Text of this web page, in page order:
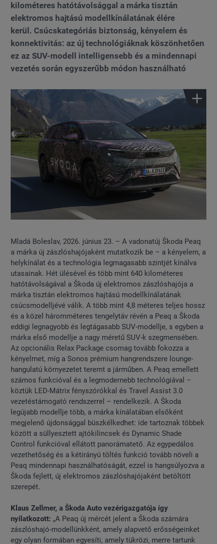
kilométeres hatótávolsággal a márka tisztán
elektromos hajtású modellkínálatának élére
kerül. Csúcskategóriás biztonság, kényelem és
konnektivitás: az új technológiáknak köszönhetően
ez az SUV-modell intelligensebb és a mindennapi
vezetés során egyszerűbb módon használható
Mladá Boleslav, 2026. június 23. – A vadonatúj Škoda Peaq
a márka új zászlóshajójaként mutatkozik be – a kényelem, a
helykínálat és a technológia legmagasabb szintjét kínálva
utasainak. Hét ülésével és több mint 640 kilométeres
hatótávolságával a Škoda új elektromos zászlóshajója a
márka tisztán elektromos hajtású modellkínálatának
csúcsmodelljévé válik. A több mint 4,8 méteres teljes hossz
és a közel háromméteres tengelytáv révén a Peaq a Škoda
eddigi legnagyobb és legtágasabb SUV-modellje, s egyben a
márka első modellje a nagy méretű SUV-k szegmensében.
Az opcionális Relax Package csomag tovább fokozza a
kényelmet, míg a Sonos prémium hangrendszere lounge-
hangulatú környezetet teremt a járműben. A Peaq emellett
számos funkcióval és a legmodernebb technológiával –
köztük LED-Mátrix fényszórókkal és Travel Assist 3.0
vezetéstámogató rendszerrel – rendelkezik. A Škoda
legújabb modellje több, a márka kínálatában elsőként
megjelenő újdonsággal büszkélkedhet: ide tartoznak többek
között a süllyesztett ajtókilincsek és Dynamic Shade
Control funkcióval ellátott panorámatető. Az egypedálos
vezethetőség és a kétirányú töltés funkció tovább növeli a
Peaq mindennapi használhatóságát, ezzel is hangsúlyozva a
Škoda fejlett, új elektromos zászlóshajójaként betöltött
szerepét.
Klaus Zellmer, a Škoda Auto vezérigazgatója így
nyilatkozott: „A Peaq új mércét jelent a Škoda számára
zászlóshajó-modellünkként, amely alapvető erősségeinket
egy olyan formában egyesíti, amely tükrözi, merre tartunk